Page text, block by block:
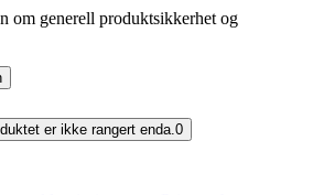
om generell produktsikkerhet og
er ikke rangert enda.0